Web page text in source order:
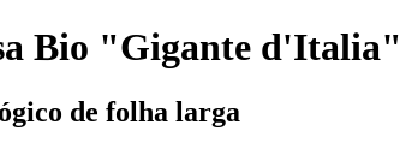
Bio "Gigante d'Italia"
de folha larga